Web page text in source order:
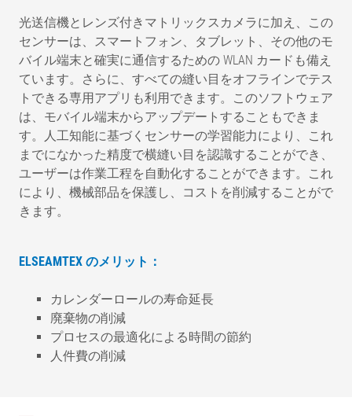
光送信機とレンズ付きマトリックスカメラに加え、この
センサーは、スマートフォン、タブレット、その他のモ
バイル端末と確実に通信するための WLAN カードも備え
ています。さらに、すべての縫い目をオフラインでテス
トできる専用アプリも利用できます。このソフトウェア
は、モバイル端末からアップデートすることもできま
す。人工知能に基づくセンサーの学習能力により、これ
までになかった精度で横縫い目を認識することができ、
ユーザーは作業工程を自動化することができます。これ
により、機械部品を保護し、コストを削減することがで
きます。
ELSEAMTEX のメリット：
カレンダーロールの寿命延長
廃棄物の削減
プロセスの最適化による時間の節約
人件費の削減